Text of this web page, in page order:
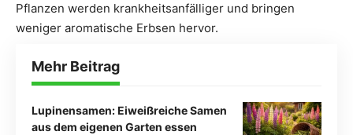
Pflanzen werden krankheitsanfälliger und bringen
weniger aromatische Erbsen hervor.
Mehr Beitrag
Lupinensamen: Eiweißreiche Samen
aus dem eigenen Garten essen